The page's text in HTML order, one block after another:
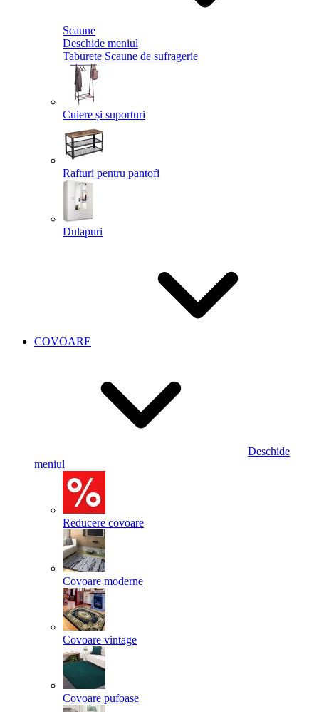
Scaune
Deschide meniul
Taburete Scaune de sufragerie
Cuiere și suporturi
Rafturi pentru pantofi
Dulapuri
COVOARE
Deschide
meniul
Reducere covoare
Covoare moderne
Covoare vintage
Covoare pufoase